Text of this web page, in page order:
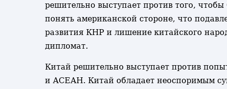
решительно выступает против того,
понять американской стороне, что
развития КНР и лишение китайского
дипломат.
Китай решительно выступает против
и АСЕАН. Китай обладает неоспоримым